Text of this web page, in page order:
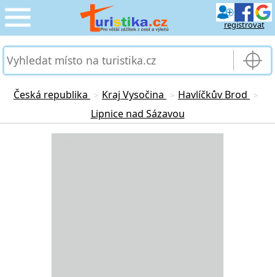
registrovat
CESTOVÁNÍ
SLUŽBY & DOPRAVA
›
Česká republika > Kraj Vysočina > Havlíčkův Brod >
Lipnice nad Sázavou